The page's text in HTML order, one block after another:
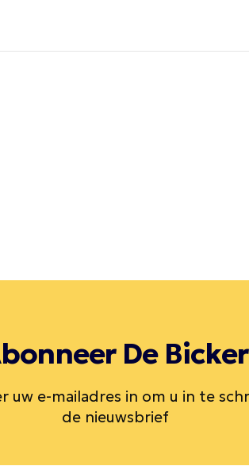
De Bicker
uw e-mailadres in om u in te
de nieuwsbrief